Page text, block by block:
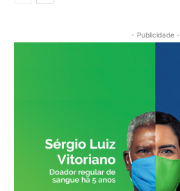
- Publicidade -